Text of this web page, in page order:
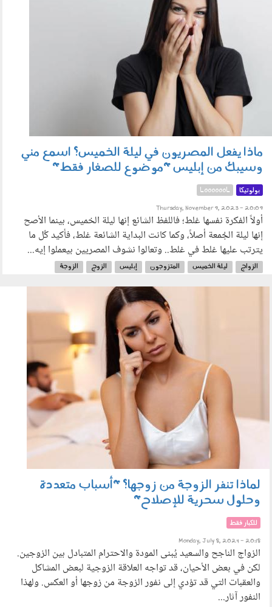
ماذا يفعل المصريون في ليلة الخميس؟ اسمع مني
وسيبك من إبليس "موضوع للصغار فقط"
بولوتيكا LooooooL
Thursday, November 9, 2023 - 20:09
أولاً الفكرة نفسها غلط؛ فاللفظ الشائع إنها ليلة الخميس، بينما الأصح
إنها ليلة الجُمعة أصلاً، وكما كانت البداية الشائعة غلط، فأكيد كُل ما
يترتب عليها غلط في غلط.. وتعالوا نشوف المصريين بيعملوا إيه...
الزواج ليلة الخميس المتزوجون إبليس الزوج الزوجة
لماذا تنفر الزوجة من زوجها؟ "أسباب متعددة
وحلول سحرية للإصلاح"
للكبار فقط
Monday, July 8, 2024 - 20:18
الزواج الناجح والسعيد يُبنى المودة والاحترام المتبادل بين الزوجين.
لكن في بعض الأحيان، قد تواجه العلاقة الزوجية لبعض المشاكل
والعقبات التي قد تؤدي إلى نفور الزوجة من زوجها أو العكس. ولهذا
النفور آثار...